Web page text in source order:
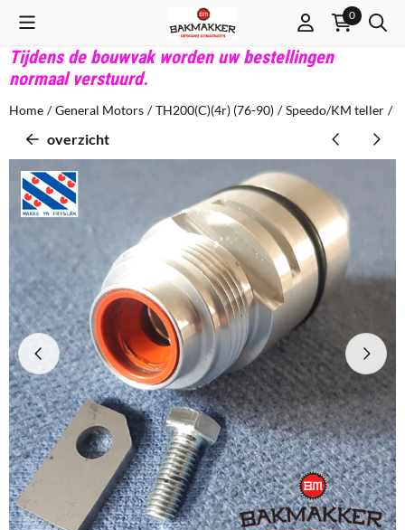
Cookievoorkeuren zijn beschikbaar. Kies instellingen of sta alle
0
Tijdens de bouwvak worden uw bestellingen
normaal verstuurd.
Home / General Motors / TH200(C)(4r) (76-90) / Speedo/KM teller /
overzicht